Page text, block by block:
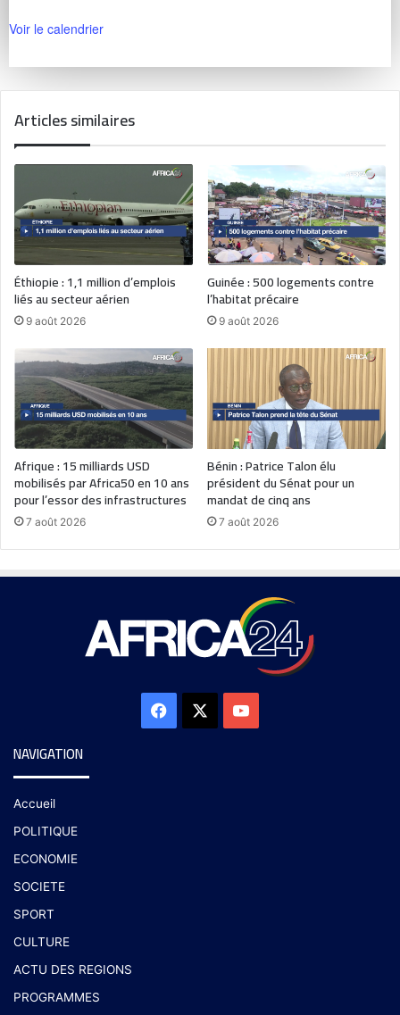
Voir le calendrier
Articles similaires
Éthiopie : 1,1 million d’emplois
liés au secteur aérien
9 août 2026
Guinée : 500 logements contre
l’habitat précaire
9 août 2026
Afrique : 15 milliards USD
mobilisés par Africa50 en 10 ans
pour l’essor des infrastructures
7 août 2026
Bénin : Patrice Talon élu
président du Sénat pour un
mandat de cinq ans
7 août 2026
NAVIGATION
Accueil
POLITIQUE
ECONOMIE
SOCIETE
SPORT
CULTURE
ACTU DES REGIONS
PROGRAMMES